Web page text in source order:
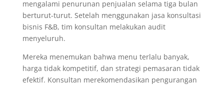
mengalami penurunan penjualan selama tiga bulan
berturut-turut. Setelah menggunakan jasa konsultasi
bisnis F&B, tim konsultan melakukan audit
menyeluruh.
Mereka menemukan bahwa menu terlalu banyak,
harga tidak kompetitif, dan strategi pemasaran tidak
efektif. Konsultan merekomendasikan pengurangan